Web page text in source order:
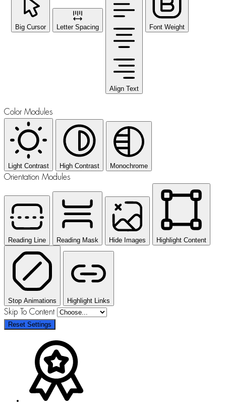
Big Cursor Letter Spacing
Align Text
Font Weight
Color Modules
Light Contrast High Contrast Monochrome
Orientation Modules
Reading Line Reading Mask Hide Images Highlight Content
Stop Animations Highlight Links
Skip To Content
Reset Settings